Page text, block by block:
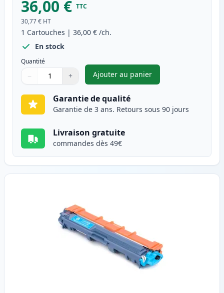
36,00 € TTC
30,77 € HT
1 Cartouches | 36,00 € /ch.
En stock
Quantité
Quantité
Utilisez les boutons pour ajuster
− +
Quantité
Ajouter au panier
,Brother TN241BK toner
Garantie de qualité
Garantie de 3 ans. Retours sous 90 jours
Livraison gratuite
commandes dès 49€